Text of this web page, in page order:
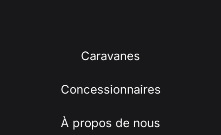
Caravanes
Concessionnaires
À propos de nous